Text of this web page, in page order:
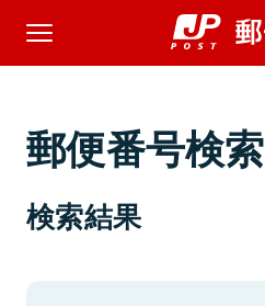
郵便番号検索
検索結果